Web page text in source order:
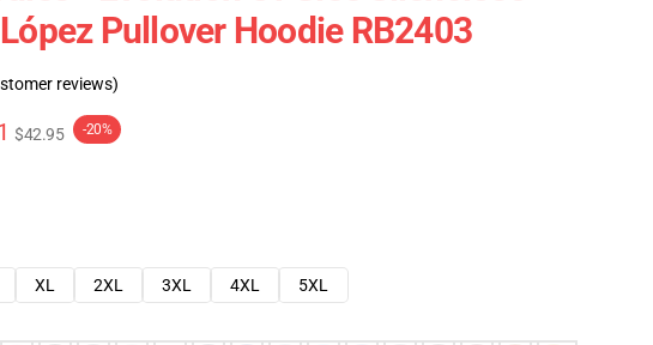
Pullover Hoodie RB2403
reviews)
$42.95 -20%
XL 2XL 3XL 4XL
5XL